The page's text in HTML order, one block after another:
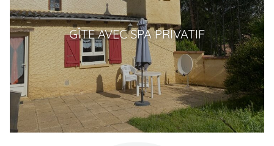
GÎTE AVEC SPA PRIVATIF